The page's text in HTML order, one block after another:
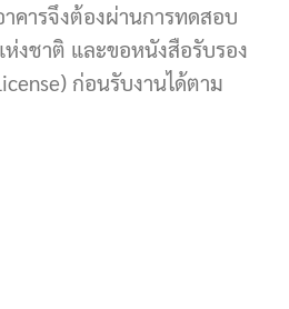
คารจึงต้องผ่านการทดสอบ
งชาติ และขอหนังสือรับรอง
ก่อนรับงานได้ตาม